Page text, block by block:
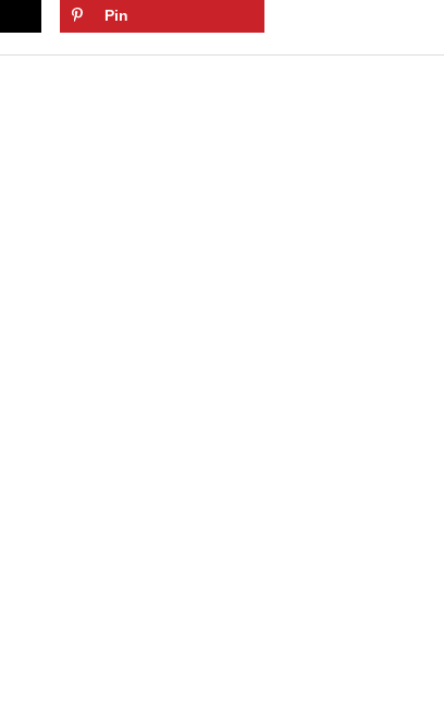
Pin